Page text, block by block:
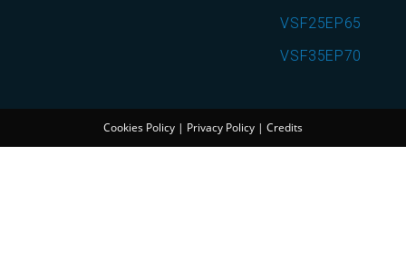
VSF25EP65
VSF35EP70
Cookies Policy | Privacy Policy | Credits